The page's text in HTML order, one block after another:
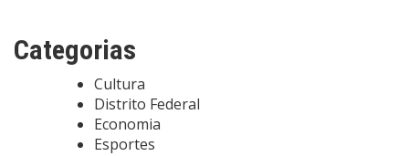
Categorias
Cultura
Distrito Federal
Economia
Esportes